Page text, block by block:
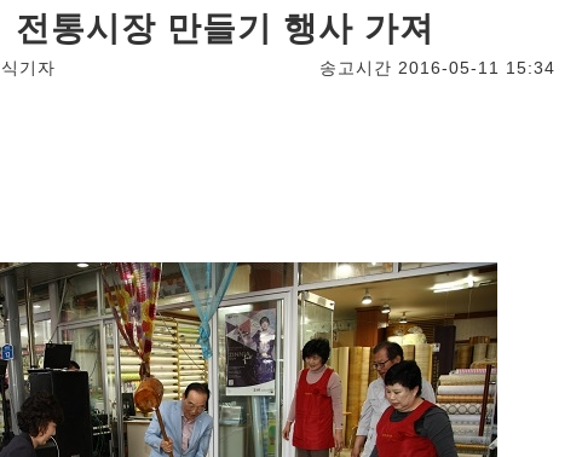
전통시장 만들기 행사 가져
기자 송고시간 2016-05-11 15:34